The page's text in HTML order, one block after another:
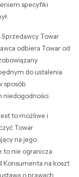
specyfiki
Towar
odbiera Towar od
do ustalenia
sposób
niedogodności.
to możliwe i
Towar
na jego
to nie ogranicza
Konsumenta na koszt
o prawach